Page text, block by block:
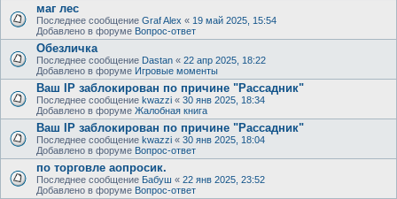
маг лес
Последнее сообщение Graf Alex « 19 май 2025, 15:54
Добавлено в форуме Вопрос-ответ
Обезличка
Последнее сообщение Dastan « 22 апр 2025, 18:22
Добавлено в форуме Игровые моменты
Ваш IP заблокирован по причине "Рассадник"
Последнее сообщение kwazzi « 30 янв 2025, 18:34
Добавлено в форуме Жалобная книга
Ваш IP заблокирован по причине "Рассадник"
Последнее сообщение kwazzi « 30 янв 2025, 18:04
Добавлено в форуме Вопрос-ответ
по торговле аопросик.
Последнее сообщение Бабуш « 22 янв 2025, 23:52
Добавлено в форуме Вопрос-ответ